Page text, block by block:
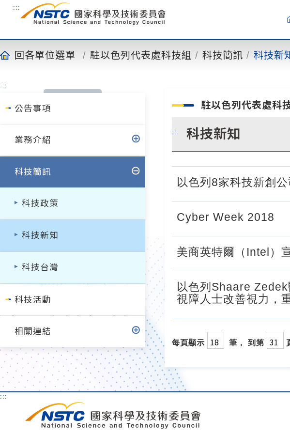
內
容
:::
回各單位選單 駐以色列代表處科技組 科技簡訊 科技新
:::
公告事項
業務介紹
科技簡訊
科技政策
科技新知
科技台灣
科技活動
相關連結
駐以色列代表處科
::: 科技新知
以色列8家科技新創
Cyber Week 2018
美商英特爾（Intel）
以色列Shaare
視障人士改善視力，
每頁顯示 筆， 到第
:::